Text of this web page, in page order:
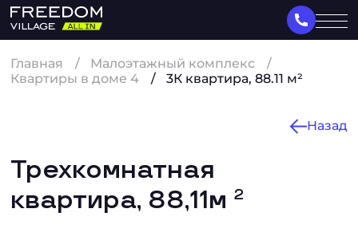
Главная
Малоэтажный комплекс
Квартиры в доме 4
3К квартира, 88.11 м²
Назад
Трехкомнатная
квартира, 88,11м 2